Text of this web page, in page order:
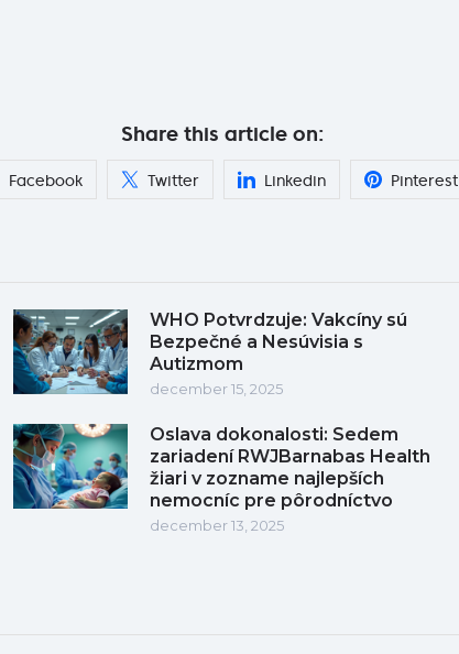
Share this article on:
Facebook Twitter Linkedin Pinterest
WHO Potvrdzuje: Vakcíny sú
Bezpečné a Nesúvisia s
Autizmom
december 15, 2025
Oslava dokonalosti: Sedem
zariadení RWJBarnabas Health
žiari v zozname najlepších
nemocníc pre pôrodníctvo
december 13, 2025